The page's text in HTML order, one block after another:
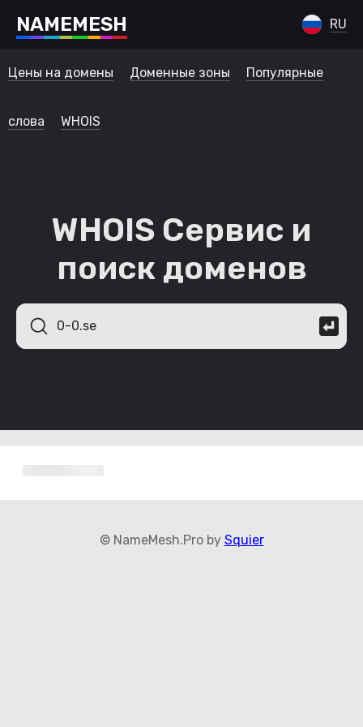
NAMEMESH RU
Цены на домены Доменные зоны Популярные
слова WHOIS
WHOIS Сервис и
поиск доменов
© NameMesh.Pro by Squier